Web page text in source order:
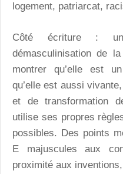
logement, patriarcat,
Côté écriture :
démasculinisation de
montrer qu’elle est
qu’elle est aussi
et de transformation
utilise ses propres
possibles. Des points
E majuscules aux
proximité aux